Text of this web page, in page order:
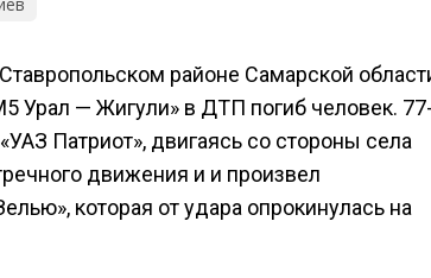
районе Самарской
Урал — Жигули» в ДТП погиб человек. 77-
Патриот», двигаясь со стороны села
движения и и произвел
которая от удара опрокинулась на